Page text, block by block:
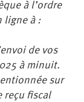
à l’ordre
ligne à :
de vos
à minuit.
sur
reçu fiscal